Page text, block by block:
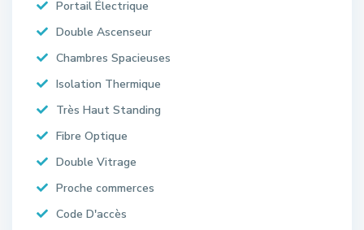
Portail Électrique
Double Ascenseur
Chambres Spacieuses
Isolation Thermique
Très Haut Standing
Fibre Optique
Double Vitrage
Proche commerces
Code D'accès